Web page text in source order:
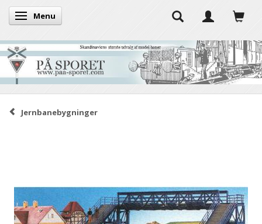
Skifte navigation
Menu
Jernbanebygninger